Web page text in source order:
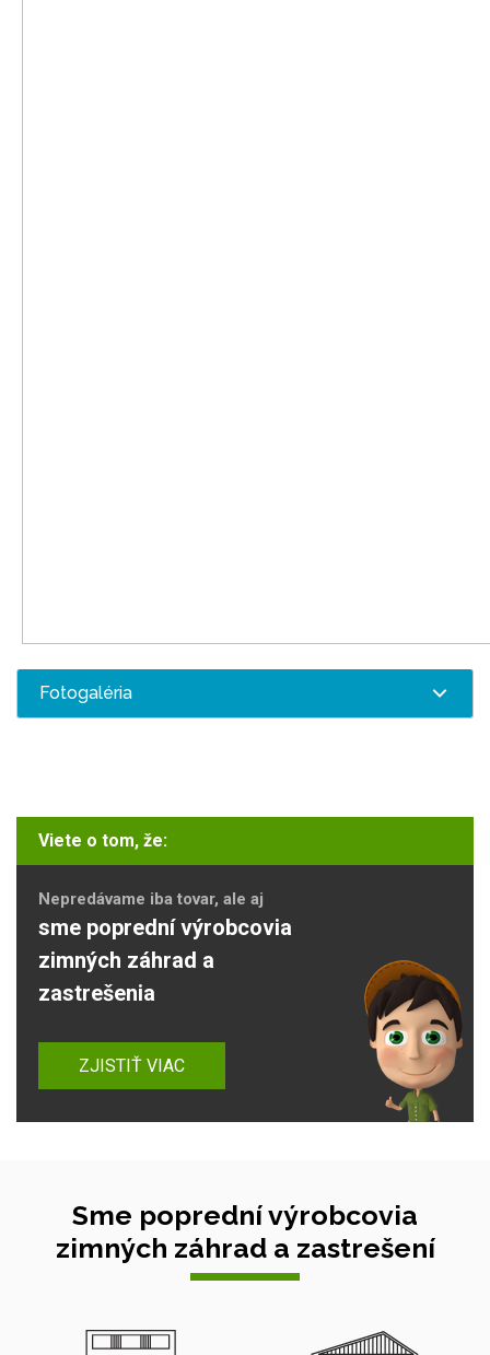
Fotogaléria
Viete o tom, že:
Nepredávame iba tovar, ale aj
sme poprední výrobcovia
zimných záhrad a
zastrešenia
ZJISTIŤ VIAC
Sme poprední výrobcovia
zimných záhrad a zastrešení